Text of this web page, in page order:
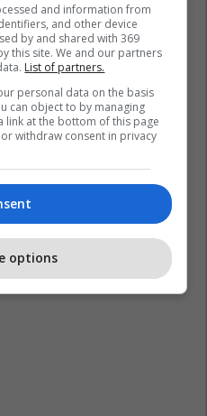
and information from
and other device
by and shared with 369
this site. We and our partners
List of partners.
personal data on the basis
can object to by managing
at the bottom of this page
withdraw consent in privacy
options